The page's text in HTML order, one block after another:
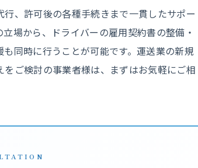
、許可後の各種手続きまで一貫したサポー
場から、ドライバーの雇用契約書の整備・
同時に行うことが可能です。運送業の新規
ご検討の事業者様は、まずはお気軽にご相